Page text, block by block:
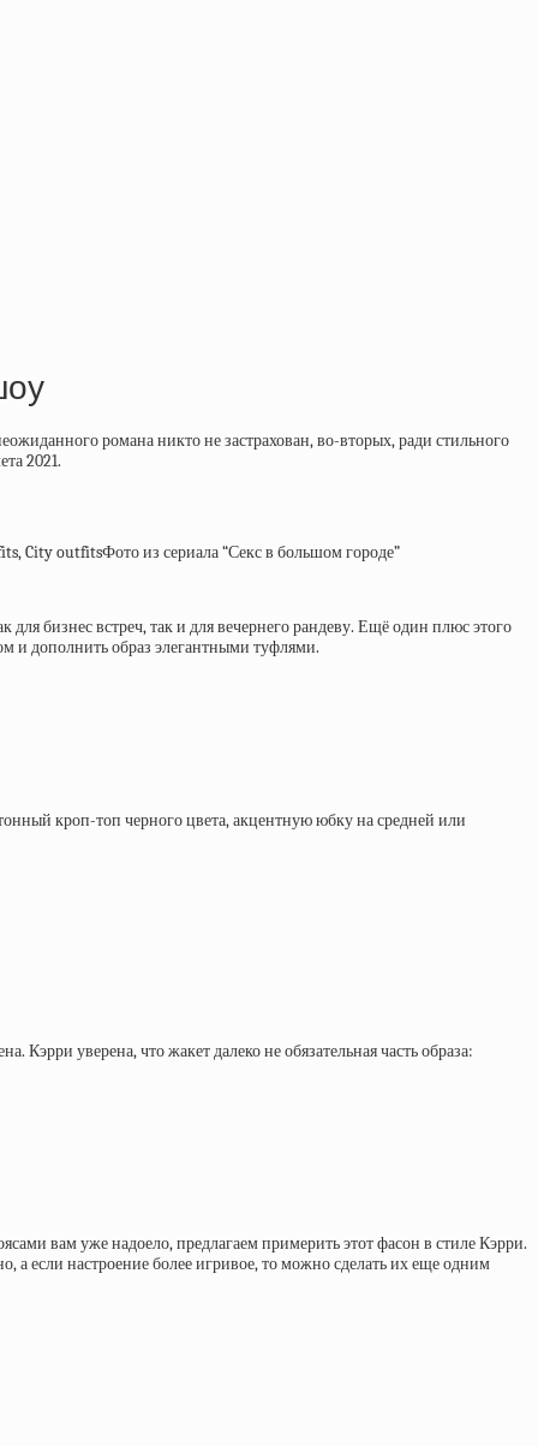
романа никто не застрахован, во-вторых, ради стильного
2021.
Фото из сериала “Секс в большом городе”
бизнес встреч, так и для вечернего рандеву. Ещё один плюс этого
и дополнить образ элегантными туфлями.
кроп-топ черного цвета, акцентную юбку на средней или
Кэрри уверена, что жакет далеко не обязательная часть образа:
вам уже надоело, предлагаем примерить этот фасон в стиле Кэрри.
а если настроение более игривое, то можно сделать их еще одним